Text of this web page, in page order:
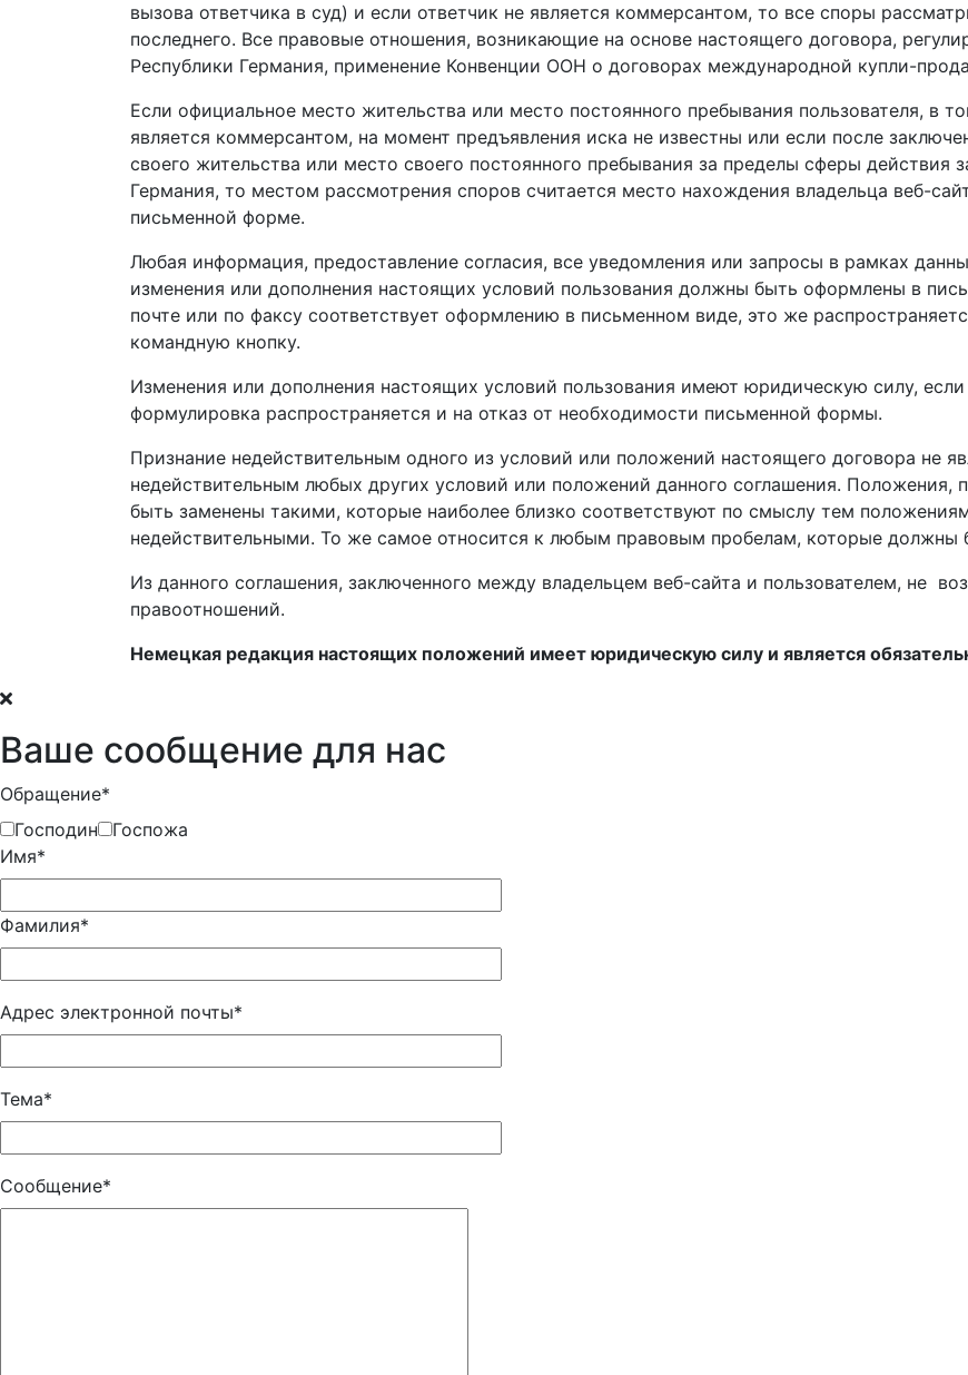
вызова ответчика в суд) и если ответчик не является коммерсантом, то все споры
последнего. Все правовые отношения, возникающие нa основе настоящего договора,
Республики Германия, применение Конвенции ООН о договорах международной купли-
Если официальное место жительствa или место постоянного пребывания пользователя, в
является коммерсантом, на момент предъявления иска не известны или если после
своего жительства или место своего постоянного пребывания за пределы сферы действия
Германия, то местом рассмотрения споров считается место нахождения владельца веб-
письменной формe.
Любая информация, предоставление согласия, все уведомления или запросы в рамках
изменения или дополнения настоящих условий пользования должны быть оформлены в
почте или по факсу соответствует оформлению в письменном виде, это же
командную кнопку.
Изменения или дополнения настоящих условий пользования имеют юридическую силу,
формулировка распространяется и на отказ от необходимости письменной формы.
Признание недействительным одного из условий или положений настоящего договора не
недействительным любых других условий или положений данного соглашения. Положения, п
быть заменены такими, которые наиболее близко соответствуют по смыслу тем
недействительными. То же самое относится к любым правовым пробелам, которые должны
Из данного соглашения, заключенного между владельцем веб-сайта и пользователем, не в
правоотношений.
Немецкая редакция настоящих положений имеет юридическую силу и является
Ваше сообщение для нас
Обращение*
Господин
Госпожа
Имя*
Фамилия*
Адрес электронной почты*
Тема*
Сообщение*